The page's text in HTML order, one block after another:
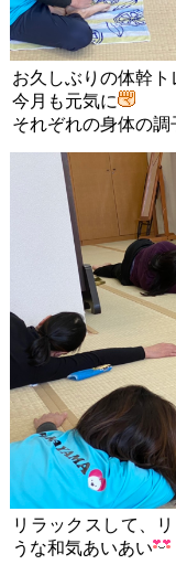
お久しぶりの体幹
今月も元気に
それぞれの身体の
リラックスして、
うな和気あいあい